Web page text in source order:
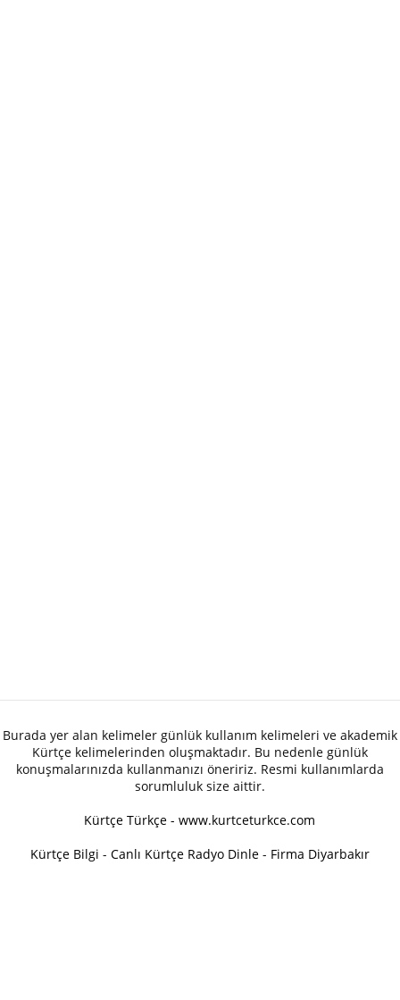
Burada yer alan kelimeler günlük kullanım kelimeleri ve akademik
Kürtçe kelimelerinden oluşmaktadır. Bu nedenle günlük
konuşmalarınızda kullanmanızı öneririz. Resmi kullanımlarda
sorumluluk size aittir.
Kürtçe Türkçe - www.kurtceturkce.com
Kürtçe Bilgi - Canlı Kürtçe Radyo Dinle - Firma Diyarbakır